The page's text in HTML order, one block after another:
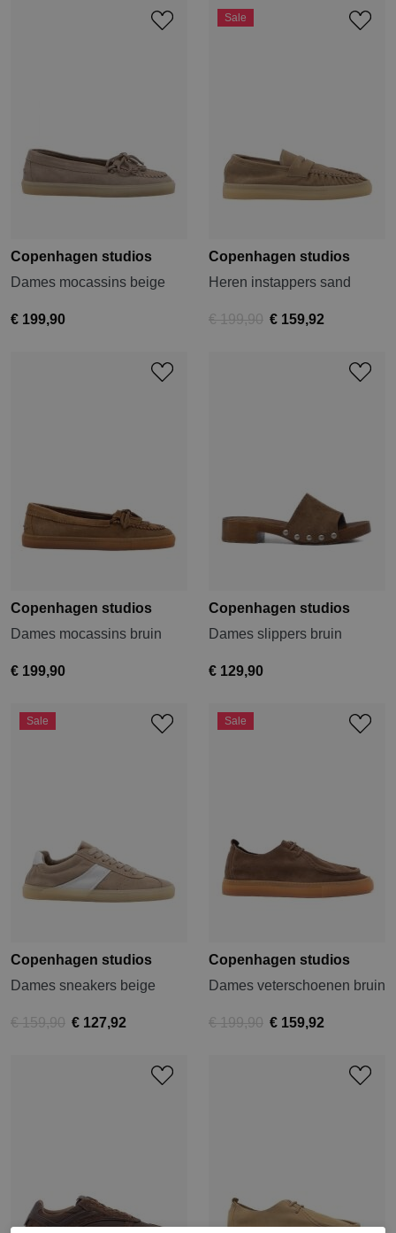
Copenhagen studios
Dames mocassins beige
€ 199,90
Sale
Copenhagen studios
Heren instappers sand
€ 199,90 € 159,92
Copenhagen studios
Dames mocassins bruin
€ 199,90
Copenhagen studios
Dames slippers bruin
€ 129,90
Sale
Copenhagen studios
Dames sneakers beige
€ 159,90 € 127,92
Sale
Copenhagen studios
Dames veterschoenen bruin
€ 199,90 € 159,92